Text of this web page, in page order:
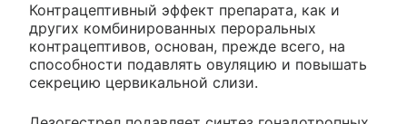
Контрацептивный эффект препарата, как и
других комбинированных пероральных
контрацептивов, основан, прежде всего, на
способности подавлять овуляцию и повышать
секрецию цервикальной слизи.